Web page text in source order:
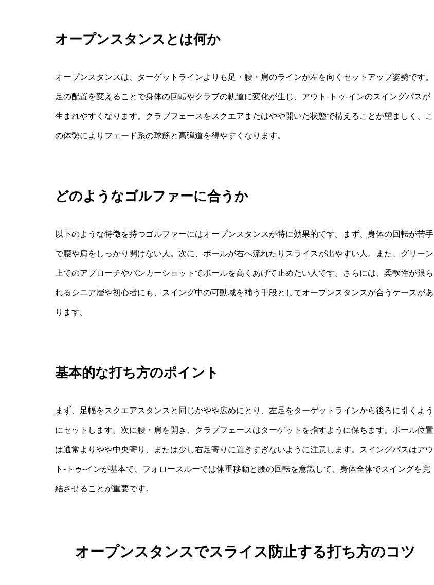
オープンスタンスとは何か
オープンスタンスは、ターゲットラインよりも足・腰・肩のラインが左を向くセットアップ姿勢です。
足の配置を変えることで身体の回転やクラブの軌道に変化が生じ、アウト‐トゥ‐インのスイングパスが
生まれやすくなります。クラブフェースをスクエアまたはやや開いた状態で構えることが望ましく、こ
の体勢によりフェード系の球筋と高弾道を得やすくなります。
どのようなゴルファーに合うか
以下のような特徴を持つゴルファーにはオープンスタンスが特に効果的です。まず、身体の回転が苦手
で腰や肩をしっかり開けない人。次に、ボールが右へ流れたりスライスが出やすい人。また、グリーン
上でのアプローチやバンカーショットでボールを高くあげて止めたい人です。さらには、柔軟性が限ら
れるシニア層や初心者にも、スイング中の可動域を補う手段としてオープンスタンスが合うケースがあ
ります。
基本的な打ち方のポイント
まず、足幅をスクエアスタンスと同じかやや広めにとり、左足をターゲットラインから後ろに引くよう
にセットします。次に腰・肩を開き、クラブフェースはターゲットを指すように保ちます。ボール位置
は通常よりやや中央寄り、または少し右足寄りに置きすぎないように注意します。スイングパスはアウ
ト‐トゥ‐インが基本で、フォロースルーでは体重移動と腰の回転を意識して、身体全体でスイングを完
結させることが重要です。
オープンスタンスでスライス防止する打ち方のコツ